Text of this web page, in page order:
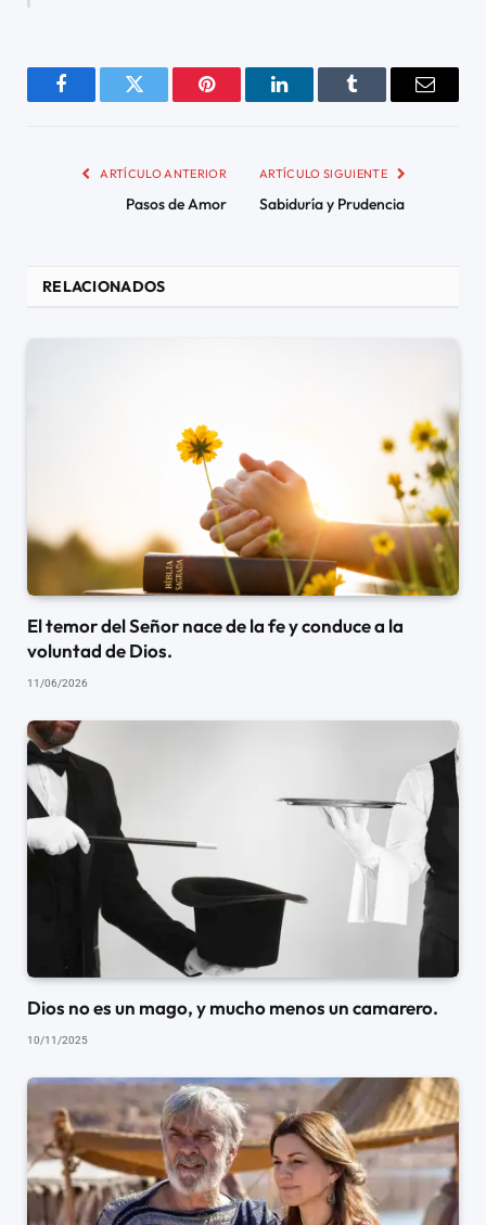
FacebookTwitter Pinterest LinkedInTumblr Email
ARTÍCULO ANTERIOR
Pasos de Amor
ARTÍCULO SIGUIENTE
Sabiduría y Prudencia
RELACIONADOS
El temor del Señor nace de la fe y conduce a la
voluntad de Dios.
11/06/2026
Dios no es un mago, y mucho menos un camarero.
10/11/2025